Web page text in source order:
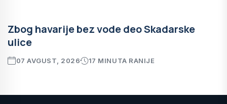
Zbog havarije bez vode deo Skadarske
ulice
07 AVGUST, 2026 17 MINUTA RANIJE